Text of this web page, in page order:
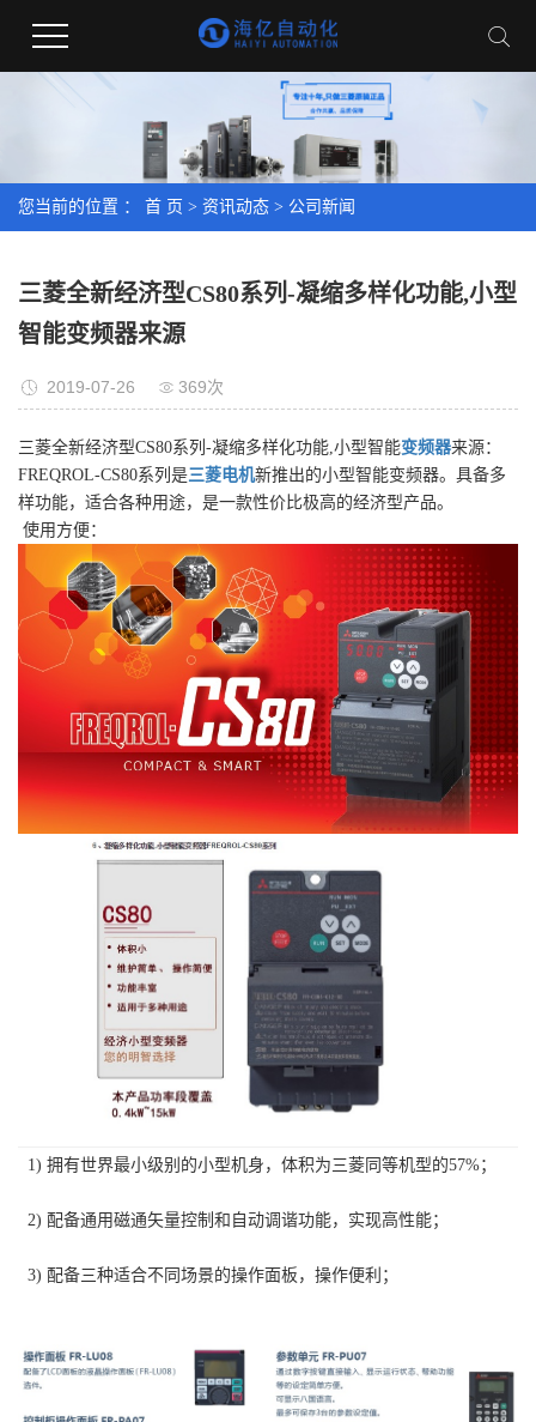
您当前的位置 ： 首 页 > 资讯动态 > 公司新闻
三菱全新经济型CS80系列-凝缩多样化功能,小型
智能变频器来源
2019-07-26 369次
三菱全新经济型CS80系列-凝缩多样化功能,小型智能变频器来源：
FREQROL-CS80系列是三菱电机新推出的小型智能变频器。具备多
样功能，适合各种用途，是一款性价比极高的经济型产品。
使用方便：
1) 拥有世界最小级别的小型机身，体积为三菱同等机型的57%；
2) 配备通用磁通矢量控制和自动调谐功能，实现高性能；
3) 配备三种适合不同场景的操作面板，操作便利；